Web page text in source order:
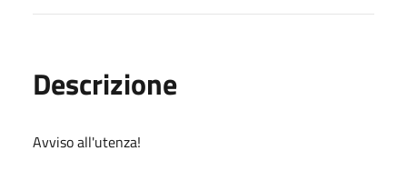
Descrizione
Avviso all'utenza!